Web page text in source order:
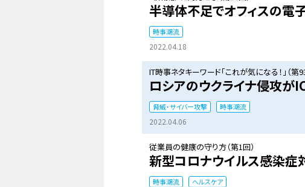
半導体不足でオフィスの電
時事潮流
2022.04.18
IT時事ネタキーワード「これが気になる！」（第
ロシアのウクライナ侵攻が
脅威・サイバー攻撃 時事潮流
2022.04.06
従業員の健康の守り方（第1回）
新型コロナウイルス感染症
時事潮流 ヘルスケア